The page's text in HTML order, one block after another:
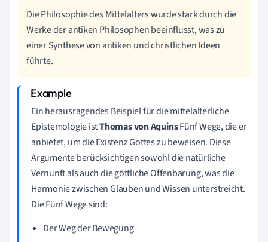
Die Philosophie des Mittelalters wurde stark durch die
Werke der antiken Philosophen beeinflusst, was zu
einer Synthese von antiken und christlichen Ideen
führte.
Ein herausragendes Beispiel für die mittelalterliche
Epistemologie istThomas von AquinsFünf Wege, die er
anbietet, um die Existenz Gottes zu beweisen. Diese
Argumente berücksichtigen sowohl die natürliche
Vernunft als auch die göttliche Offenbarung, was die
Harmonie zwischen Glauben und Wissen unterstreicht.
Die Fünf Wege sind:
Der Weg der Bewegung